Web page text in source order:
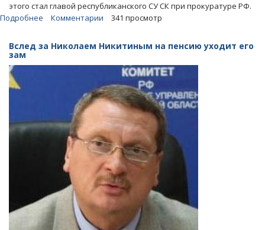
этого стал главой республиканского СУ СК при прокуратуре РФ.
Подробнее
руководство
СКР
Кировской
области
Комментарии 341 просмотр
Вслед за Николаем Никитиным на пенсию уходит его
зам